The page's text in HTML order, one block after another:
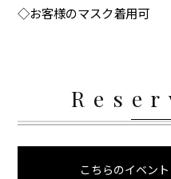
◇お客様のマスク着用可
こちらのイベン